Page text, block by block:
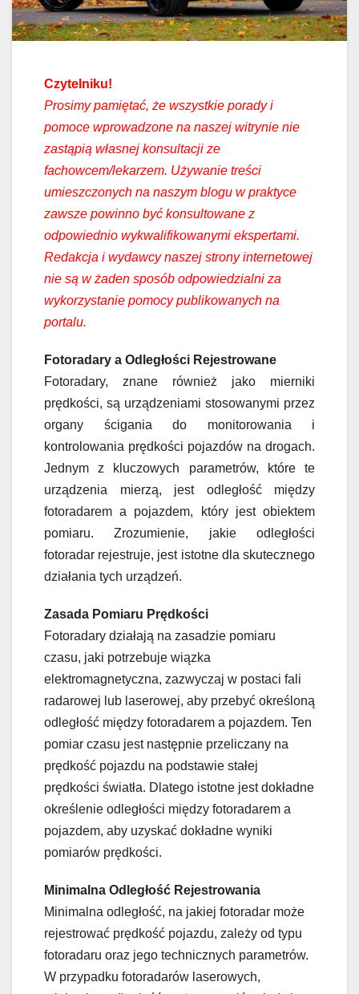
Czytelniku!
Prosimy pamiętać, że wszystkie porady i
pomoce wprowadzone na naszej witrynie nie
zastąpią własnej konsultacji ze
fachowcem/lekarzem. Używanie treści
umieszczonych na naszym blogu w praktyce
zawsze powinno być konsultowane z
odpowiednio wykwalifikowanymi ekspertami.
Redakcja i wydawcy naszej strony internetowej
nie są w żaden sposób odpowiedzialni za
wykorzystanie pomocy publikowanych na
portalu.
Fotoradary a Odległości Rejestrowane
Fotoradary, znane również jako mierniki
prędkości, są urządzeniami stosowanymi przez
organy ścigania do monitorowania i
kontrolowania prędkości pojazdów na drogach.
Jednym z kluczowych parametrów, które te
urządzenia mierzą, jest odległość między
fotoradarem a pojazdem, który jest obiektem
pomiaru. Zrozumienie, jakie odległości
fotoradar rejestruje, jest istotne dla skutecznego
działania tych urządzeń.
Zasada Pomiaru Prędkości
Fotoradary działają na zasadzie pomiaru
czasu, jaki potrzebuje wiązka
elektromagnetyczna, zazwyczaj w postaci fali
radarowej lub laserowej, aby przebyć określoną
odległość między fotoradarem a pojazdem. Ten
pomiar czasu jest następnie przeliczany na
prędkość pojazdu na podstawie stałej
prędkości światła. Dlatego istotne jest dokładne
określenie odległości między fotoradarem a
pojazdem, aby uzyskać dokładne wyniki
pomiarów prędkości.
Minimalna Odległość Rejestrowania
Minimalna odległość, na jakiej fotoradar może
rejestrować prędkość pojazdu, zależy od typu
fotoradaru oraz jego technicznych parametrów.
W przypadku fotoradarów laserowych,